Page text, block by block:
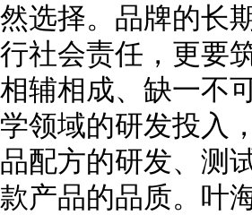
然选择。品牌的长
行社会责任，更要
相辅相成、缺一不
学领域的研发投入
品配方的研发、测
款产品的品质。叶